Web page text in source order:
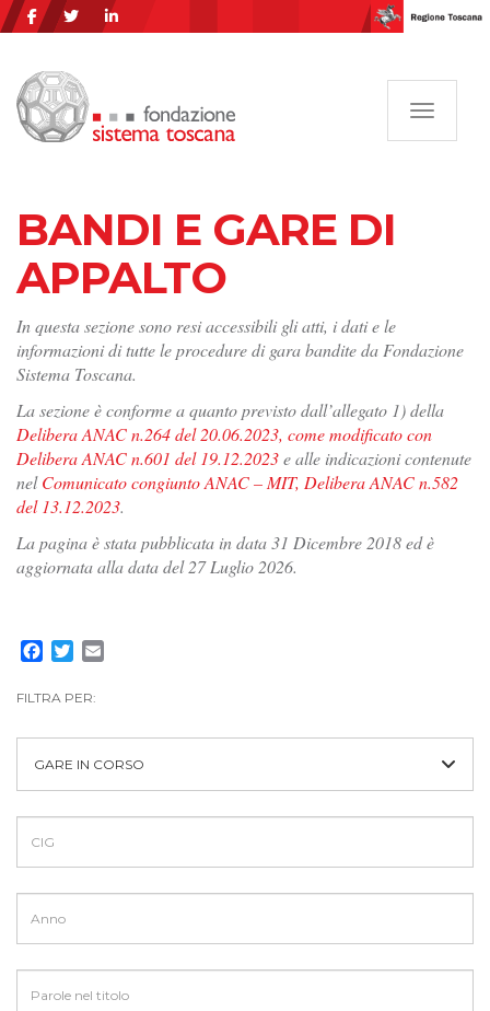
BANDI E GARE DI
APPALTO
In questa sezione sono resi accessibili gli atti, i dati e le
informazioni di tutte le procedure di gara bandite da Fondazione
Sistema Toscana.
La sezione è conforme a quanto previsto dall’allegato 1) della
Delibera ANAC n.264 del 20.06.2023, come modificato con
Delibera ANAC n.601 del 19.12.2023e alle indicazioni contenute
nelComunicato congiunto ANAC – MIT, Delibera ANAC n.582
del 13.12.2023.
La pagina è stata pubblicata in data 31 Dicembre 2018 ed è
aggiornata alla data del 27 Luglio 2026.
Facebook
Twitter
FILTRA PER:
GARE IN CORSO